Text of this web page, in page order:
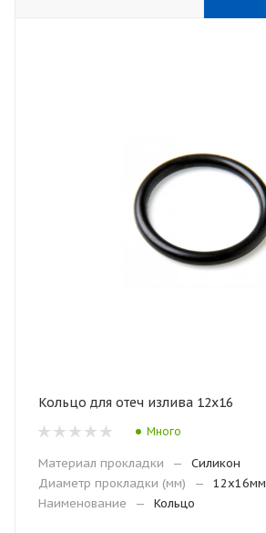
Кольцо для отеч излива 12х16
Много
Материал прокладки —
Силикон
Диаметр прокладки (мм)
—
12х16мм
Наименование
— Кольцо